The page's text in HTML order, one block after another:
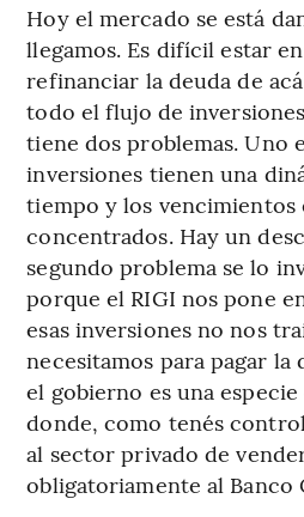
Hoy el mercado se está
llegamos. Es difícil estar
refinanciar la deuda de
todo el flujo de
tiene dos problemas. Uno
inversiones tienen una
tiempo y los vencimientos
concentrados. Hay un
segundo problema se lo
porque el RIGI nos pone
esas inversiones no nos
necesitamos para pagar la
el gobierno es una
donde, como tenés
al sector privado de
obligatoriamente al Banco